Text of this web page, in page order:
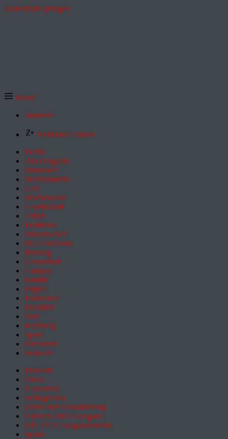
Zum Inhalt springen
Menü
Startseite
Exklusive Artikel
Politik
ZEITmagazin
Wirtschaft
Wochenmarkt
Geld
Wochenende
Gesellschaft
Arbeit
Feuilleton
Wissenschaft
Pol. Feuilleton
Bildung
Gesundheit
Campus
Familie
Digital
Entdecken
Mobilität
Sinn
Hamburg
Sport
Österreich
Schweiz
Podcasts
Video
Newsletter
Schlagzeilen
Daten und Visualisierung
Aktuelle ZEIT-Ausgabe
DIE ZEIT Ausgabenarchiv
Spiele